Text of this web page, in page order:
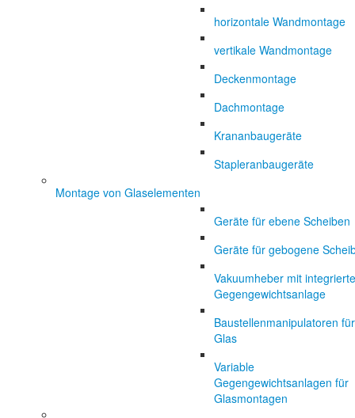
horizontale Wandmontage
vertikale Wandmontage
Deckenmontage
Dachmontage
Krananbaugeräte
Stapleranbaugeräte
Montage von Glaselementen
Geräte für ebene Scheiben
Geräte für gebogene
Vakuumheber mit
Gegengewichtsanlage
Baustellenmanipulatoren für
Glas
Variable
Gegengewichtsanlagen für
Glasmontagen